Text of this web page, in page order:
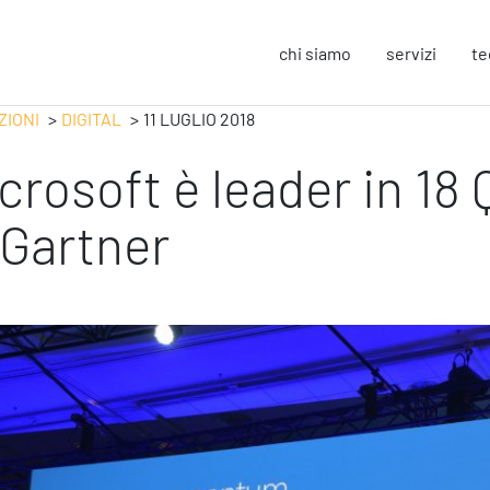
chi siamo servizi
Strategy
Business Process Improvement
Finanza Strategica
231 Gestione Rischi
Operation
Smart Working
DIGITAL 11 LUGLIO 2018
è leader in 18